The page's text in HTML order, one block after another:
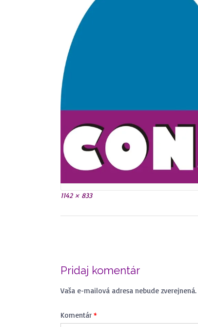
Plná
1142 × 833
Pridaj komentár
Vaša e-mailová adresa nebude zverejnená.
Komentár *
ČO JE MOŽNÉ RIEŠIŤ
MEDIÁCIOU ?